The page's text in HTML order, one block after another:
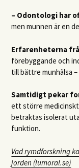
– Odontologi har
men munnen är en
Erfarenheterna
förebyggande och
till bättre munhälsa
Samtidigt pekar
ett större medicinskt
betraktas isolerat
funktion.
Vad rymdforskning
jorden (lumoral.se)